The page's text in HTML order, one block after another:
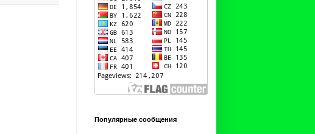
Популярные сообщения